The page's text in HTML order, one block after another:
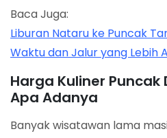
Baca Juga:
Liburan Nataru ke Puncak
Waktu dan Jalur yang Lebih
Harga Kuliner Puncak
Apa Adanya
Banyak wisatawan lama